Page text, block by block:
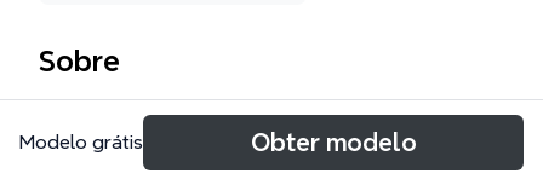
Sobre
《如何高效学习》思维导图模板（Xmind 模板）由 134
个节点构成，系统梳理了整体性学习法的五大核心模
块：三个基本观点、学习的顺序、学习的工具、超越整
Modelo grátis Obter modelo